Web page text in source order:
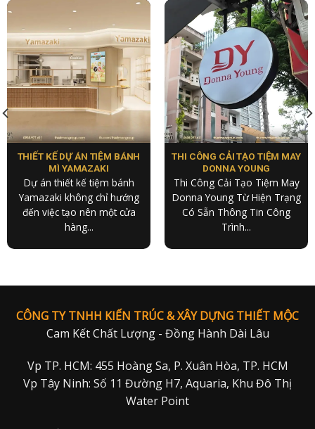
THIẾT KẾ DỰ ÁN TIỆM BÁNH
MÌ YAMAZAKI
Dự án thiết kế tiệm bánh
Yamazaki không chỉ hướng
đến việc tạo nên một cửa
hàng...
THI CÔNG CẢI TẠO TIỆM MAY
DONNA YOUNG
Thi Công Cải Tạo Tiệm May
Donna Young Từ Hiện Trạng
Có Sẵn Thông Tin Công
Trình...
CÔNG TY TNHH KIẾN TRÚC & XÂY DỰNG THIẾT MỘC
Cam Kết Chất Lượng - Đồng Hành Dài Lâu
Vp TP. HCM: 455 Hoàng Sa, P. Xuân Hòa, TP. HCM
Vp Tây Ninh: Số 11 Đường H7, Aquaria, Khu Đô Thị
Water Point